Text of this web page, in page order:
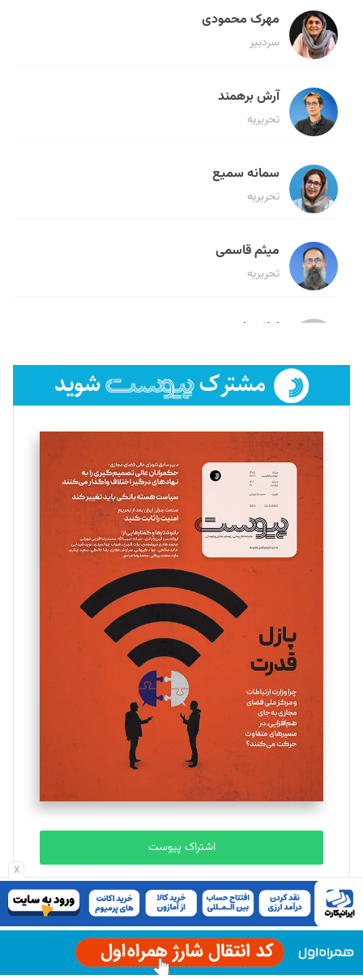
x
مهرک محمودی
سردبیر
آرش برهمند
تحریریه
سمانه سمیع
تحریریه
میثم قاسمی
تحریریه
لیلا حنارود
فائزه فتحی رستمی
تحریریه
سروش کرمیان
تحریریه
مینا پاکدل
یسنا امان‌پور
تحریریه
ملینا جعفری
تحریریه
مصطفی مسجدی آرانی
تحریریه
بابک نقاش
تحریریه
اشتراک پیوست